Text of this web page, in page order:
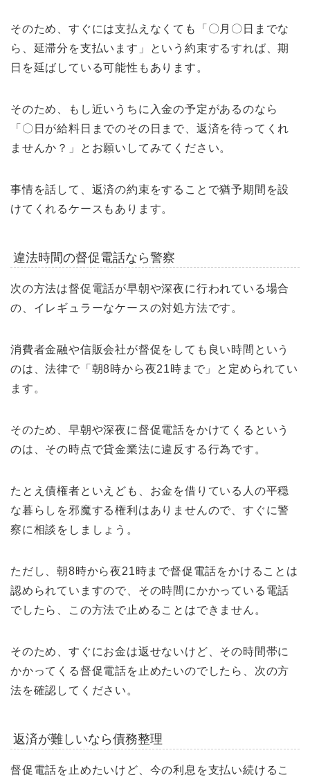
そのため、すぐには支払えなくても「〇月〇日までな
ら、延滞分を支払います」という約束するすれば、期
日を延ばしている可能性もあります。
そのため、もし近いうちに入金の予定があるのなら
「〇日が給料日までのその日まで、返済を待ってくれ
ませんか？」とお願いしてみてください。
事情を話して、返済の約束をすることで猶予期間を設
けてくれるケースもあります。
違法時間の督促電話なら警察
次の方法は督促電話が早朝や深夜に行われている場合
の、イレギュラーなケースの対処方法です。
消費者金融や信販会社が督促をしても良い時間という
のは、法律で「朝8時から夜21時まで」と定められてい
ます。
そのため、早朝や深夜に督促電話をかけてくるという
のは、その時点で貸金業法に違反する行為です。
たとえ債権者といえども、お金を借りている人の平穏
な暮らしを邪魔する権利はありませんので、すぐに警
察に相談をしましょう。
ただし、朝8時から夜21時まで督促電話をかけることは
認められていますので、その時間にかかっている電話
でしたら、この方法で止めることはできません。
そのため、すぐにお金は返せないけど、その時間帯に
かかってくる督促電話を止めたいのでしたら、次の方
法を確認してください。
返済が難しいなら債務整理
督促電話を止めたいけど、今の利息を支払い続けるこ